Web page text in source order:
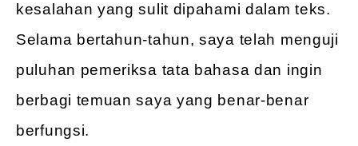
kesalahan yang sulit dipahami dalam teks.
Selama bertahun-tahun, saya telah menguji
puluhan pemeriksa tata bahasa dan ingin
berbagi temuan saya yang benar-benar
berfungsi.